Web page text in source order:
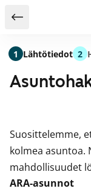
Takaisin
Suosittelemme,
kolmea asuntoa.
mahdollisuudet
ARA-asunnot
1 Lähtötiedot 2